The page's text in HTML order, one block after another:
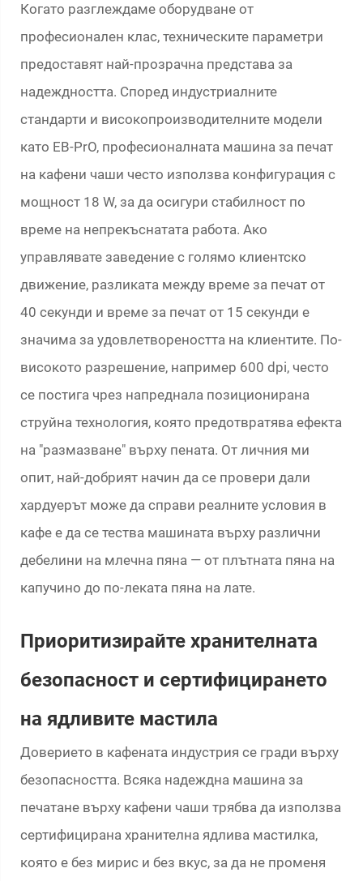
Когато разглеждаме оборудване от
професионален клас, техническите параметри
предоставят най-прозрачна представа за
надеждността. Според индустриалните
стандарти и високопроизводителните модели
като EB-PrO, професионалната машина за печат
на кафени чаши често използва конфигурация с
мощност 18 W, за да осигури стабилност по
време на непрекъснатата работа. Ако
управлявате заведение с голямо клиентско
движение, разликата между време за печат от
40 секунди и време за печат от 15 секунди е
значима за удовлетвореността на клиентите. По-
високото разрешение, например 600 dpi, често
се постига чрез напреднала позиционирана
струйна технология, която предотвратява ефекта
на "размазване" върху пената. От личния ми
опит, най-добрият начин да се провери дали
хардуерът може да справи реалните условия в
кафе е да се тества машината върху различни
дебелини на млечна пяна — от плътната пяна на
капучино до по-леката пяна на лате.
Приоритизирайте хранителната
безопасност и сертифицирането
на ядливите мастила
Доверието в кафената индустрия се гради върху
безопасността. Всяка надеждна машина за
печатане върху кафени чаши трябва да използва
сертифицирана хранителна ядлива мастилка,
която е без мирис и без вкус, за да не променя